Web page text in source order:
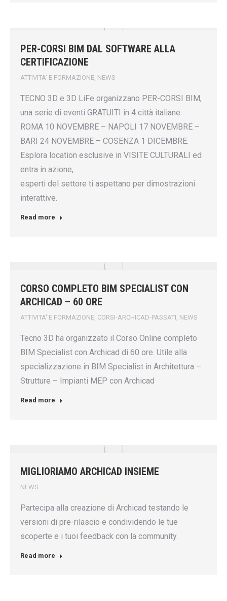
PER-CORSI BIM DAL SOFTWARE ALLA
CERTIFICAZIONE
ATTIVITA' E FORMAZIONE, NEWS
TECNO 3D e 3D LiFe organizzano PER-CORSI BIM,
una serie di eventi GRATUITI in 4 città italiane.
ROMA 10 NOVEMBRE – NAPOLI 17 NOVEMBRE –
BARI 24 NOVEMBRE – COSENZA 1 DICEMBRE.
Esplora location esclusive in VISITE CULTURALI ed
entra in azione,
esperti del settore ti aspettano per dimostrazioni
interattive.
Read more
CORSO COMPLETO BIM SPECIALIST CON
ARCHICAD – 60 ORE
ATTIVITA' E FORMAZIONE, CORSI-ARCHICAD-PASSATI, NEWS
Tecno 3D ha organizzato il Corso Online completo
BIM Specialist con Archicad di 60 ore. Utile alla
specializzazione in BIM Specialist in Architettura –
Strutture – Impianti MEP con Archicad
Read more
MIGLIORIAMO ARCHICAD INSIEME
NEWS
Partecipa alla creazione di Archicad testando le
versioni di pre-rilascio e condividendo le tue
scoperte e i tuoi feedback con la community.
Read more